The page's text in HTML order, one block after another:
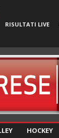
RISULTATI LIVE
HOCKEY